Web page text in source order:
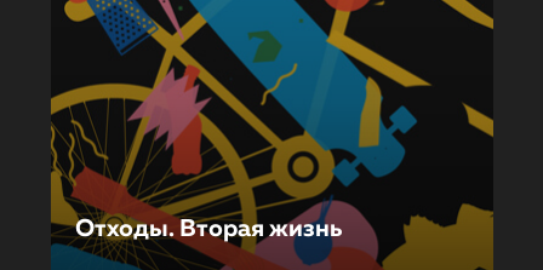
Отходы. Вторая жизнь